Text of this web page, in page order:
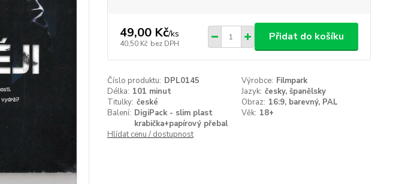
49,00 Kč/ks
40,50 Kč bez DPH
Přidat do košíku
Číslo produktu: DPL0145 Výrobce: Filmpark
Délka: 101 minut Jazyk: česky, španělsky
Titulky: české Obraz: 16:9, barevný, PAL
Balení: DigiPack - slim plast
krabička+papírový přebal
Věk: 18+
Hlídat cenu / dostupnost